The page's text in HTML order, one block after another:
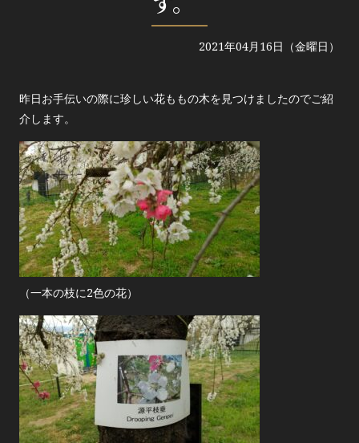
2021年04月16日（金曜日）
昨日お手伝いの際に珍しい花ももの木を見つけましたのでご紹
介します。
（一本の枝に2色の花）